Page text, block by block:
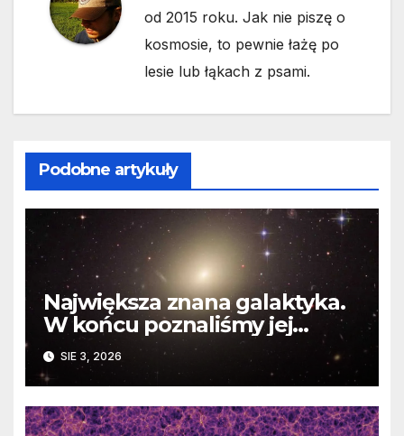
od 2015 roku. Jak nie piszę o
kosmosie, to pewnie łażę po
lesie lub łąkach z psami.
Podobne artykuły
Największa znana galaktyka.
W końcu poznaliśmy jej
faktyczne wymiary
SIE 3, 2026